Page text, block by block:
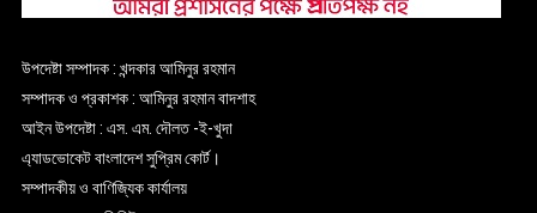
উপদেষ্টা সম্পাদক : খন্দকার আমিনুর রহমান
সম্পাদক ও প্রকাশক : আমিনুর রহমান বাদশাহ
আইন উপদেষ্টা : এস. এম. দৌলত -ই-খুদা
এ্যাডভোকেট বাংলাদেশ সুপ্রিম কোর্ট।
সম্পাদকীয় ও বাণিজ্যিক কার্যালয়